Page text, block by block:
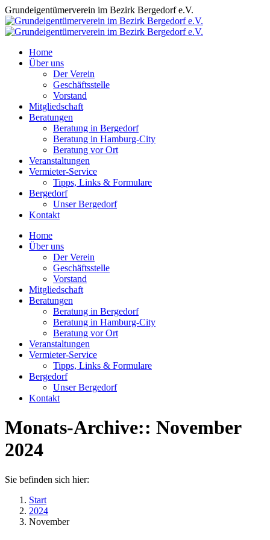
Zum
Inhalt
springen
Grundeigentümerverein im Bezirk Bergedorf e.V.
Home
Über uns
Der Verein
Geschäftsstelle
Vorstand
Mitgliedschaft
Beratungen
Beratung in Bergedorf
Beratung in Hamburg-City
Beratung vor Ort
Veranstaltungen
Vermieter-Service
Tipps, Links & Formulare
Bergedorf
Unser Bergedorf
Kontakt
Facebook
page
window
Instagram
page
window
Home
Über uns
Der Verein
Geschäftsstelle
Vorstand
Mitgliedschaft
Beratungen
Beratung in Bergedorf
Beratung in Hamburg-City
Beratung vor Ort
Veranstaltungen
Vermieter-Service
Tipps, Links & Formulare
Bergedorf
Unser Bergedorf
Kontakt
Monats-Archive:: November
2024
Sie befinden sich hier:
Start
2024
November